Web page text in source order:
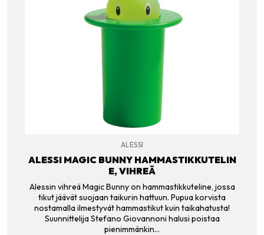
ALESSI
ALESSI MAGIC BUNNY HAMMASTIKKUTELIN
E, VIHREÄ
Alessin vihreä Magic Bunny on hammastikkuteline, jossa
tikut jäävät suojaan taikurin hattuun. Pupua korvista
nostamalla ilmestyvät hammastikut kuin taikahatusta!
Suunnittelija Stefano Giovannoni halusi poistaa
pienimmänkin…